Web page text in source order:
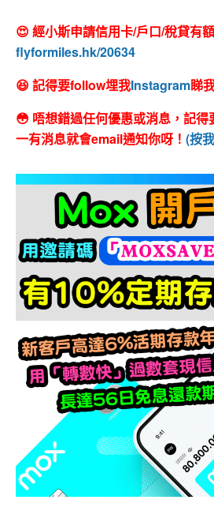
😍 經小斯申請信用卡/戶口/稅貸有
flyformiles.hk/20634
😆 記得要follow埋我Instagram睇
😳 唔想錯過任何優惠或消息，記得
一有消息就會email通知你呀！ (按